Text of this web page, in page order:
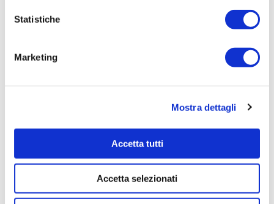
Statistiche
Marketing
Mostra dettagli
Accetta tutti
Accetta selezionati
COSPER SNC - cod. fisc. 00171390313
12.653,70
PRONTA
Pagina aggiornata il 31/12/2021